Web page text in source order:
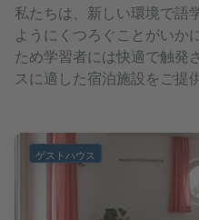
私たちは、新しい環境で語
ようにくつろぐことがいか
ため学習者には快適で触発
スに適した宿泊施設をご提
ゲストハウス